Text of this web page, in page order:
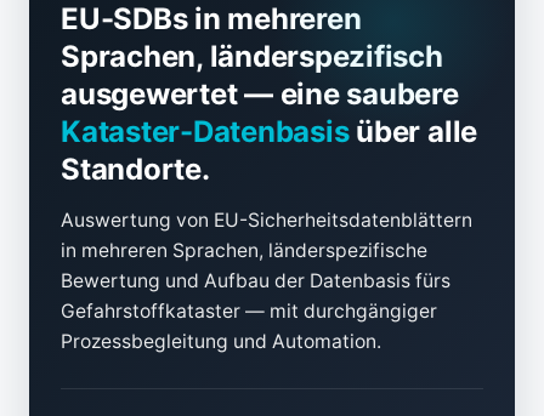
EU-SDBs in mehreren
Sprachen, länderspezifisch
ausgewertet — eine saubere
Kataster-Datenbasisüber alle
Standorte.
Auswertung von EU-Sicherheitsdatenblättern
in mehreren Sprachen, länderspezifische
Bewertung und Aufbau der Datenbasis fürs
Gefahrstoffkataster — mit durchgängiger
Prozessbegleitung und Automation.